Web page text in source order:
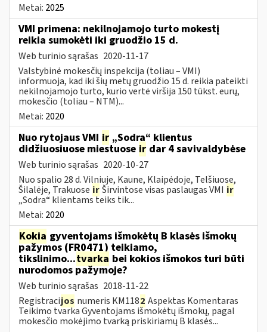
Metai: 2025
VMI primena: nekilnojamojo turto mokestį
reikia sumokėti iki gruodžio 15 d.
Web turinio sąrašas 2020-11-17
Valstybinė mokesčių inspekcija (toliau – VMI)
informuoja, kad iki šių metų gruodžio 15 d. reikia pateikti
nekilnojamojo turto, kurio vertė viršija 150 tūkst. eurų,
mokesčio (toliau – NTM)...
Metai: 2020
Nuo rytojaus VMI ir „Sodra“ klientus
didžiuosiuose miestuose ir dar 4 savivaldybėse
Web turinio sąrašas 2020-10-27
Nuo spalio 28 d. Vilniuje, Kaune, Klaipėdoje, Telšiuose,
Šilalėje, Trakuose irŠirvintose visas paslaugas VMI ir
„Sodra“ klientams teiks tik...
Metai: 2020
Kokia gyventojams išmokėtų B klasės išmokų
pažymos (FR0471) teikiamo,
tikslinimo...tvarka bei kokios išmokos turi būti
nurodomos pažymoje?
Web turinio sąrašas 2018-11-22
Registracijos numeris KM1182 Aspektas Komentaras
Teikimo tvarka Gyventojams išmokėtų išmokų, pagal
mokesčio mokėjimo tvarką priskiriamų B klasės...